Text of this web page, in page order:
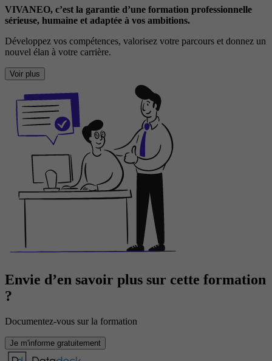
VIVANEO, c’est la garantie d’une formation professionnelle
sérieuse, humaine et adaptée à vos ambitions.
Développez vos compétences, valorisez votre parcours et donnez un
nouvel élan à votre carrière.
Voir plus
Envie d’en savoir plus sur cette formation
?
Documentez-vous sur la formation
Je m'informe gratuitement